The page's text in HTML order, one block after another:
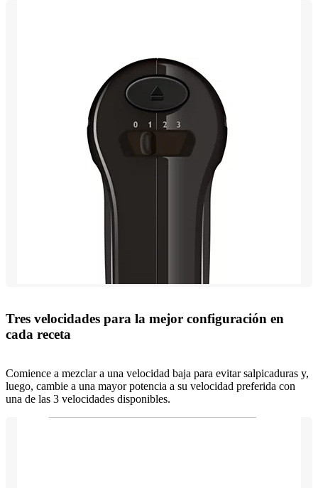
Tres velocidades para la mejor configuración en
cada receta
Comience a mezclar a una velocidad baja para evitar salpicaduras y,
luego, cambie a una mayor potencia a su velocidad preferida con
una de las 3 velocidades disponibles.